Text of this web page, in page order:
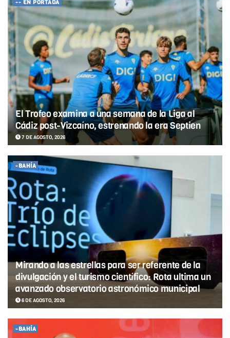
-- EN PORTADA
El Trofeo examina a una semana de la Liga al
Cádiz post-Vizcaíno, estrenando la era Septien
7 DE AGOSTO, 2026
-BAHÍA
Mirando a las estrellas para ser referente de la
divulgación y el turismo científico: Rota ultima un
avanzado observatorio astronómico municipal
6 DE AGOSTO, 2026
-BAHÍA